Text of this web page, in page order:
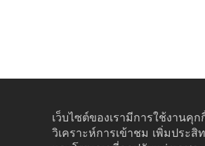
เว็บไซต์ของเรามีการใช้งานคุ
วิเคราะห์การเข้าชม เพิ่มประ